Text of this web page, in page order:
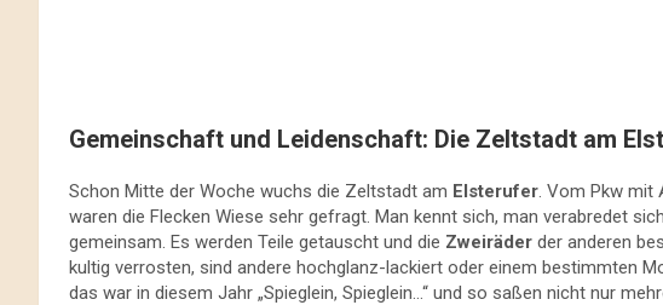
Gemeinschaft und Leidenschaft: Die Zeltstadt am
Schon Mitte der Woche wuchs die Zeltstadt am Elsterufer. Vom Pkw mit
waren die Flecken Wiese sehr gefragt. Man kennt sich, man verabredet
gemeinsam. Es werden Teile getauscht und die Zweiräder der anderen
kultig verrosten, sind andere hochglanz-lackiert oder einem bestimmten
das war in diesem Jahr „Spieglein, Spieglein…“ und so saßen nicht nur